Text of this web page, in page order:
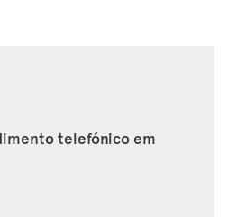
telefónico em